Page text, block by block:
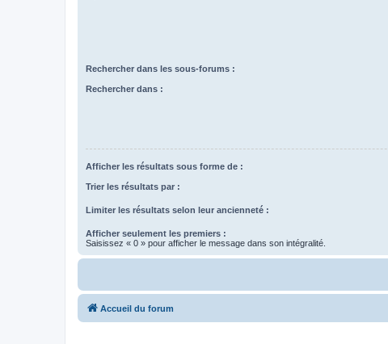
Rechercher dans les sous-forums :
Rechercher dans :
Afficher les résultats sous forme de :
Trier les résultats par :
Limiter les résultats selon leur ancienneté :
Afficher seulement les premiers :
Saisissez « 0 » pour afficher le message dans son intégralité.
Accueil du forum